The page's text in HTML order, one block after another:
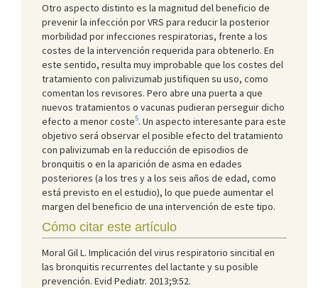
Otro aspecto distinto es la magnitud del beneficio de
prevenir la infección por VRS para reducir la posterior
morbilidad por infecciones respiratorias, frente a los
costes de la intervención requerida para obtenerlo. En
este sentido, resulta muy improbable que los costes del
tratamiento con palivizumab justifiquen su uso, como
comentan los revisores. Pero abre una puerta a que
nuevos tratamientos o vacunas pudieran perseguir dicho
efecto a menor coste5. Un aspecto interesante para este
objetivo será observar el posible efecto del tratamiento
con palivizumab en la reducción de episodios de
bronquitis o en la aparición de asma en edades
posteriores (a los tres y a los seis años de edad, como
está previsto en el estudio), lo que puede aumentar el
margen del beneficio de una intervención de este tipo.
Cómo citar este artículo
Moral Gil L. Implicación del virus respiratorio sincitial en
las bronquitis recurrentes del lactante y su posible
prevención. Evid Pediatr. 2013;9:52.